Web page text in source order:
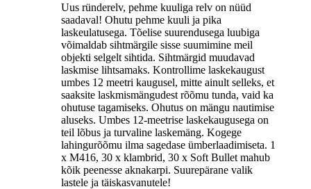
Uus ründerelv, pehme kuuliga relv on nüüd
saadaval! Ohutu pehme kuuli ja pika
laskeulatusega. Tõelise suurendusega luubiga
võimaldab sihtmärgile sisse suumimine meil
objekti selgelt sihtida. Sihtmärgid muudavad
laskmise lihtsamaks. Kontrollime laskekaugust
umbes 12 meetri kaugusel, mitte ainult selleks, et
saaksite laskmismängudest rõõmu tunda, vaid ka
ohutuse tagamiseks. Ohutus on mängu nautimise
aluseks. Umbes 12-meetrise laskekaugusega on
teil lõbus ja turvaline laskemäng. Kogege
lahingurõõmu ilma sagedase ümberlaadimiseta. 1
x M416, 30 x klambrid, 30 x Soft Bullet mahub
kõik peenesse aknakarpi. Suurepärane valik
lastele ja täiskasvanutele!